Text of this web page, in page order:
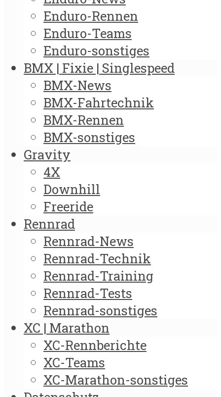
Enduro-Rennen
Enduro-Teams
Enduro-sonstiges
BMX | Fixie | Singlespeed
BMX-News
BMX-Fahrtechnik
BMX-Rennen
BMX-sonstiges
Gravity
4X
Downhill
Freeride
Rennrad
Rennrad-News
Rennrad-Technik
Rennrad-Training
Rennrad-Tests
Rennrad-sonstiges
XC | Marathon
XC-Rennberichte
XC-Teams
XC-Marathon-sonstiges